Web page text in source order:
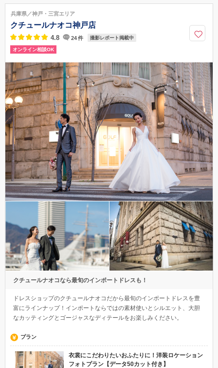
050-5482-9969
兵庫県／神戸・三宮エリア
クチュールナオコ神戸店
4.8 24件 撮影レポート掲載中
オンライン相談OK
クチュールナオコなら最旬のインポートドレスも！
ドレスショップのクチュールナオコだから最旬のインポートドレスを豊
富にラインナップ！インポートならではの素材使いとシルエット、大胆
なカッティングとゴージャスなディテールをお楽しみください。
プラン
衣裳にこだわりたいおふたりに！洋装ロケーション
フォトプラン【データ50カット付き】